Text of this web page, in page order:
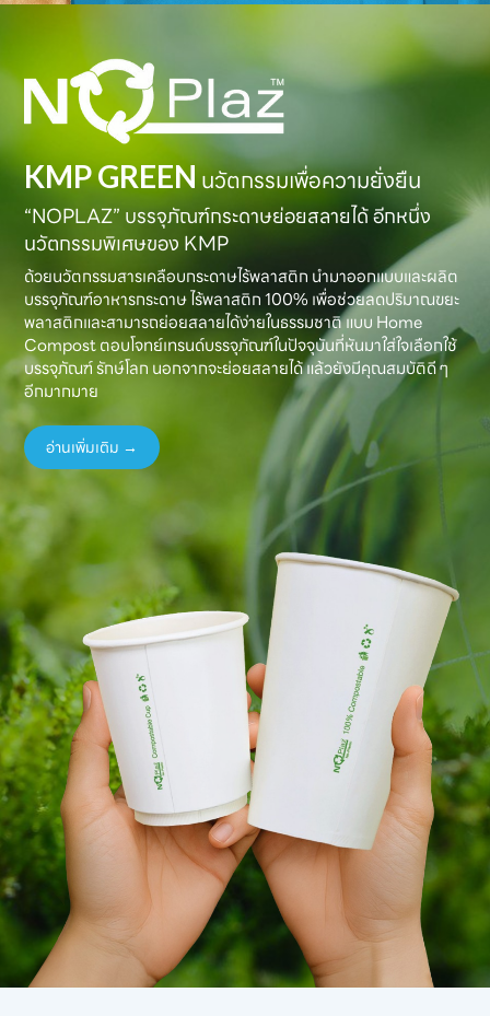
KMP GREEN นวัตกรรมเพื่อความยั่งยืน
“NOPLAZ” บรรจุภัณฑ์กระดาษย่อยสลายได้ อีกหนึ่ง
นวัตกรรมพิเศษของ KMP
ด้วยนวัตกรรมสารเคลือบกระดาษไร้พลาสติก นำมาออกแบบและผลิต
บรรจุภัณฑ์อาหารกระดาษ ไร้พลาสติก 100% เพื่อช่วยลดปริมาณขยะ
พลาสติกและสามารถย่อยสลายได้ง่ายในธรรมชาติ แบบ Home
Compost ตอบโจทย์เทรนด์บรรจุภัณฑ์ในปัจจุบันที่หันมาใส่ใจเลือกใช้
บรรจุภัณฑ์ รักษ์โลก นอกจากจะย่อยสลายได้ แล้วยังมีคุณสมบัติดี ๆ
อีกมากมาย
อ่านเพิ่มเติม →